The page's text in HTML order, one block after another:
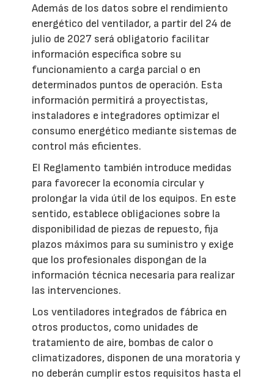
Además de los datos sobre el rendimiento
energético del ventilador, a partir del 24 de
julio de 2027 será obligatorio facilitar
información específica sobre su
funcionamiento a carga parcial o en
determinados puntos de operación. Esta
información permitirá a proyectistas,
instaladores e integradores optimizar el
consumo energético mediante sistemas de
control más eficientes.
El Reglamento también introduce medidas
para favorecer la economía circular y
prolongar la vida útil de los equipos. En este
sentido, establece obligaciones sobre la
disponibilidad de piezas de repuesto, fija
plazos máximos para su suministro y exige
que los profesionales dispongan de la
información técnica necesaria para realizar
las intervenciones.
Los ventiladores integrados de fábrica en
otros productos, como unidades de
tratamiento de aire, bombas de calor o
climatizadores, disponen de una moratoria y
no deberán cumplir estos requisitos hasta el